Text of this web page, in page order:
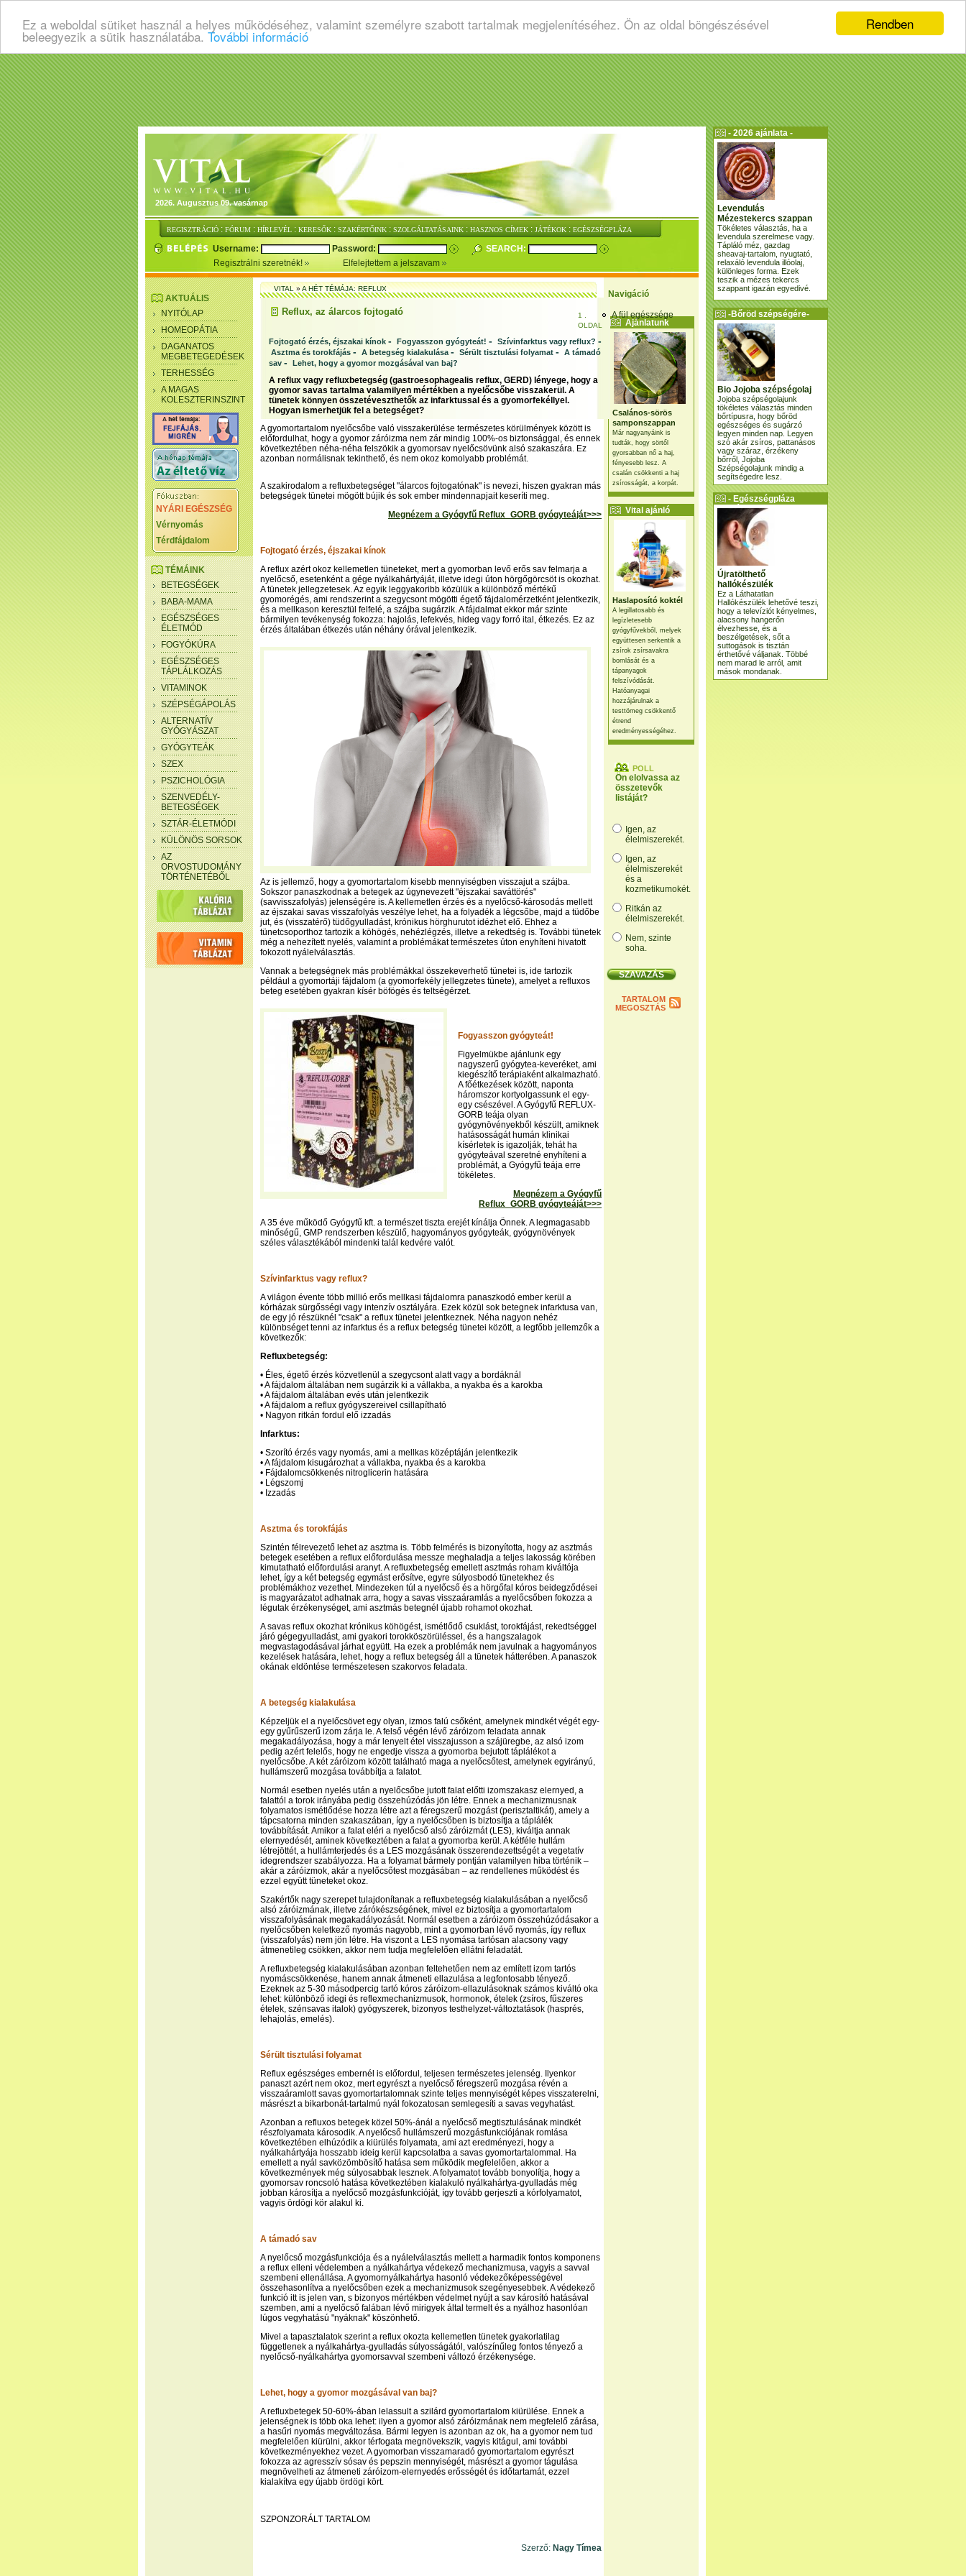
Rendben
Ez a weboldal sütiket használ a helyes működéséhez, valamint személyre szabott tartalmak megjelenítéséhez. Ön az oldal böngészésével
beleegyezik a sütik használatába. További információ
2026. Augusztus 09. vasárnap
REGISZTRÁCIÓ : FÓRUM : HÍRLEVÉL : KERESŐK : SZAKÉRTŐINK : SZOLGÁLTATÁSAINK : HASZNOS CÍMEK : JÁTÉKOK : EGÉSZSÉGPLÁZA
Username: Password:
SEARCH:
Regisztrálni szeretnék!
Elfelejtettem a jelszavam
Navigáció
A fül egészsége
Ajánlatunk
Csalános-sörös
samponszappan
Már nagyanyáink is
tudták, hogy sörtől
gyorsabban nő a haj,
fényesebb lesz. A
csalán csökkenti a haj
zsírosságát, a korpát.
Vital ajánló
Haslaposító koktél
A legillatosabb és
legízletesebb
gyógyfűvekből, melyek
együttesen serkentik a
zsírok zsírsavakra
bomlását és a
tápanyagok
felszívódását.
Hatóanyagai
hozzájárulnak a
testtömeg csökkentő
étrend
eredményességéhez.
POLL
Ön elolvassa az
összetevők
listáját?
Igen, az
élelmiszerekét.
Igen, az
élelmiszerekét
és a
kozmetikumokét.
Ritkán az
élelmiszerekét.
Nem, szinte
soha.
TARTALOM
MEGOSZTÁS
AKTUÁLIS
NYITÓLAP
HOMEOPÁTIA
DAGANATOS
MEGBETEGEDÉSEK
TERHESSÉG
A MAGAS
KOLESZTERINSZINT
NYÁRI EGÉSZSÉG
Vérnyomás
Térdfájdalom
TÉMÁINK
BETEGSÉGEK
BABA-MAMA
EGÉSZSÉGES
ÉLETMÓD
FOGYÓKÚRA
EGÉSZSÉGES
TÁPLÁLKOZÁS
VITAMINOK
SZÉPSÉGÁPOLÁS
ALTERNATÍV
GYÓGYÁSZAT
GYÓGYTEÁK
SZEX
PSZICHOLÓGIA
SZENVEDÉLY-
BETEGSÉGEK
SZTÁR-ÉLETMÓDI
KÜLÖNÖS SORSOK
AZ
ORVOSTUDOMÁNY
TÖRTÉNETÉBŐL
VITAL»A HÉT TÉMÁJA: REFLUX
Reflux, az álarcos fojtogató
1 .
OLDAL
Fojtogató érzés, éjszakai kínok - Fogyasszon gyógyteát! - Szívinfarktus vagy reflux? -
Asztma és torokfájás - A betegség kialakulása - Sérült tisztulási folyamat - A támadó
sav - Lehet, hogy a gyomor mozgásával van baj?
A reflux vagy refluxbetegség (gastroesophagealis reflux, GERD) lényege, hogy a
gyomor savas tartalma valamilyen mértékben a nyelőcsőbe visszakerül. A
tünetek könnyen összetéveszthetők az infarktussal és a gyomorfekéllyel.
Hogyan ismerhetjük fel a betegséget?
A gyomortartalom nyelőcsőbe való visszakerülése természetes körülmények között is
előfordulhat, hogy a gyomor záróizma nem zár mindig 100%-os biztonsággal, és ennek
következtében néha-néha felszökik a gyomorsav nyelőcsövünk alsó szakaszára. Ez
azonban normálisnak tekinthető, és nem okoz komolyabb problémát.
A szakirodalom a refluxbetegséget "álarcos fojtogatónak" is nevezi, hiszen gyakran más
betegségek tünetei mögött bújik és sok ember mindennapjait keseríti meg.
Megnézem a Gyógyfű Reflux_GORB gyógyteáját>>>
Fojtogató érzés, éjszakai kínok
A reflux azért okoz kellemetlen tüneteket, mert a gyomorban levő erős sav felmarja a
nyelőcső, esetenként a gége nyálkahártyáját, illetve idegi úton hörgőgörcsöt is okozhat.
A tünetek jellegzetesek. Az egyik leggyakoribb közülük a különböző mértékű
gyomorégés, ami rendszerint a szegycsont mögötti égető fájdalomérzetként jelentkezik,
és a mellkason keresztül felfelé, a szájba sugárzik. A fájdalmat ekkor már szinte
bármilyen tevékenység fokozza: hajolás, lefekvés, hideg vagy forró ital, étkezés. Ez az
érzés általában étkezés után néhány órával jelentkezik.
Az is jellemző, hogy a gyomortartalom kisebb mennyiségben visszajut a szájba.
Sokszor panaszkodnak a betegek az úgynevezett "éjszakai saváttörés"
(savvisszafolyás) jelenségére is. A kellemetlen érzés és a nyelőcső-károsodás mellett
az éjszakai savas visszafolyás veszélye lehet, ha a folyadék a légcsőbe, majd a tüdőbe
jut, és (visszatérő) tüdőgyulladást, krónikus hörghurutot idézhet elő. Ehhez a
tünetcsoporthoz tartozik a köhögés, nehézlégzés, illetve a rekedtség is. További tünetek
még a nehezített nyelés, valamint a problémákat természetes úton enyhíteni hivatott
fokozott nyálelválasztás.
Vannak a betegségnek más problémákkal összekeverhető tünetei is, ide tartozik
például a gyomortáji fájdalom (a gyomorfekély jellegzetes tünete), amelyet a refluxos
beteg esetében gyakran kísér böfögés és teltségérzet.
Fogyasszon gyógyteát!
Figyelmükbe ajánlunk egy
nagyszerű gyógytea-keveréket, ami
kiegészítő terápiaként alkalmazható.
A főétkezések között, naponta
háromszor kortyolgassunk el egy-
egy csészével. A Gyógyfű REFLUX-
GORB teája olyan
gyógynövényekből készült, amiknek
hatásosságát humán klinikai
kísérletek is igazolják, tehát ha
gyógyteával szeretné enyhíteni a
problémát, a Gyógyfű teája erre
tökéletes.
Megnézem a Gyógyfű
Reflux_GORB gyógyteáját>>>
A 35 éve működő Gyógyfű kft. a természet tiszta erejét kínálja Önnek. A legmagasabb
minőségű, GMP rendszerben készülő, hagyományos gyógyteák, gyógynövények
széles választékából mindenki talál kedvére valót.
Szívinfarktus vagy reflux?
A világon évente több millió erős mellkasi fájdalomra panaszkodó ember kerül a
kórházak sürgősségi vagy intenzív osztályára. Ezek közül sok betegnek infarktusa van,
de egy jó részüknél "csak" a reflux tünetei jelentkeznek. Néha nagyon nehéz
különbséget tenni az infarktus és a reflux betegség tünetei között, a legfőbb jellemzők a
következők:
Refluxbetegség:
• Éles, égető érzés közvetlenül a szegycsont alatt vagy a bordáknál
• A fájdalom általában nem sugárzik ki a vállakba, a nyakba és a karokba
• A fájdalom általában evés után jelentkezik
• A fájdalom a reflux gyógyszereivel csillapítható
• Nagyon ritkán fordul elő izzadás
Infarktus:
• Szorító érzés vagy nyomás, ami a mellkas középtáján jelentkezik
• A fájdalom kisugározhat a vállakba, nyakba és a karokba
• Fájdalomcsökkenés nitroglicerin hatására
• Légszomj
• Izzadás
Asztma és torokfájás
Szintén félrevezető lehet az asztma is. Több felmérés is bizonyította, hogy az asztmás
betegek esetében a reflux előfordulása messze meghaladja a teljes lakosság körében
kimutatható előfordulási aranyt. A refluxbetegség emellett asztmás roham kiváltója
lehet, így a két betegség egymást erősítve, egyre súlyosbodó tünetekhez és
problémákhoz vezethet. Mindezeken túl a nyelőcső és a hörgőfal kóros beidegződései
is magyarázatot adhatnak arra, hogy a savas visszaáramlás a nyelőcsőben fokozza a
légutak érzékenységet, ami asztmás betegnél újabb rohamot okozhat.
A savas reflux okozhat krónikus köhögést, ismétlődő csuklást, torokfájást, rekedtséggel
járó gégegyulladást, ami gyakori torokköszörüléssel, és a hangszalagok
megvastagodásával járhat együtt. Ha ezek a problémák nem javulnak a hagyományos
kezelések hatására, lehet, hogy a reflux betegség áll a tünetek hátterében. A panaszok
okának eldöntése természetesen szakorvos feladata.
A betegség kialakulása
Képzeljük el a nyelőcsövet egy olyan, izmos falú csőként, amelynek mindkét végét egy-
egy gyűrűszerű izom zárja le. A felső végén lévő záróizom feladata annak
megakadályozása, hogy a már lenyelt étel visszajusson a szájüregbe, az alsó izom
pedig azért felelős, hogy ne engedje vissza a gyomorba bejutott táplálékot a
nyelőcsőbe. A két záróizom között található maga a nyelőcsőtest, amelynek egyirányú,
hullámszerű mozgása továbbítja a falatot.
Normál esetben nyelés után a nyelőcsőbe jutott falat előtti izomszakasz elernyed, a
falattól a torok irányába pedig összehúzódás jön létre. Ennek a mechanizmusnak
folyamatos ismétlődése hozza létre azt a féregszerű mozgást (perisztaltikát), amely a
tápcsatorna minden szakaszában, így a nyelőcsőben is biztosítja a táplálék
továbbítását. Amikor a falat eléri a nyelőcső alsó záróizmát (LES), kiváltja annak
elernyedését, aminek következtében a falat a gyomorba kerül. A kétféle hullám
létrejöttét, a hullámterjedés és a LES mozgásának összerendezettségét a vegetatív
idegrendszer szabályozza. Ha a folyamat bármely pontján valamilyen hiba történik –
akár a záróizmok, akár a nyelőcsőtest mozgásában – az rendellenes működést és
ezzel együtt tüneteket okoz.
Szakértők nagy szerepet tulajdonítanak a refluxbetegség kialakulásában a nyelőcső
alsó záróizmának, illetve zárókészségének, mivel ez biztosítja a gyomortartalom
visszafolyásának megakadályozását. Normál esetben a záróizom összehúzódásakor a
nyelőcsőben keletkező nyomás nagyobb, mint a gyomorban lévő nyomás, így reflux
(visszafolyás) nem jön létre. Ha viszont a LES nyomása tartósan alacsony vagy
átmenetileg csökken, akkor nem tudja megfelelően ellátni feladatát.
A refluxbetegség kialakulásában azonban feltehetően nem az említett izom tartós
nyomáscsökkenése, hanem annak átmeneti ellazulása a legfontosabb tényező.
Ezeknek az 5-30 másodpercig tartó kóros záróizom-ellazulásoknak számos kiváltó oka
lehet: különböző idegi és reflexmechanizmusok, hormonok, ételek (zsíros, fűszeres
ételek, szénsavas italok) gyógyszerek, bizonyos testhelyzet-változtatások (hasprés,
lehajolás, emelés).
Sérült tisztulási folyamat
Reflux egészséges embernél is előfordul, teljesen természetes jelenség. Ilyenkor
panaszt azért nem okoz, mert egyrészt a nyelőcső féregszerű mozgása révén a
visszaáramlott savas gyomortartalomnak szinte teljes mennyiségét képes visszaterelni,
másrészt a bikarbonát-tartalmú nyál fokozatosan semlegesíti a savas vegyhatást.
Azonban a refluxos betegek közel 50%-ánál a nyelőcső megtisztulásának mindkét
részfolyamata károsodik. A nyelőcső hullámszerű mozgásfunkciójának romlása
következtében elhúzódik a kiürülés folyamata, ami azt eredményezi, hogy a
nyálkahártyája hosszabb ideig kerül kapcsolatba a savas gyomortartalommal. Ha
emellett a nyál savközömbösítő hatása sem működik megfelelően, akkor a
következmények még súlyosabbak lesznek. A folyamatot tovább bonyolítja, hogy a
gyomorsav roncsoló hatása következtében kialakuló nyálkahártya-gyulladás még
jobban károsítja a nyelőcső mozgásfunkcióját, így tovább gerjeszti a kórfolyamatot,
vagyis ördögi kör alakul ki.
A támadó sav
A nyelőcső mozgásfunkciója és a nyálelválasztás mellett a harmadik fontos komponens
a reflux elleni védelemben a nyálkahártya védekező mechanizmusa, vagyis a savval
szembeni ellenállása. A gyomornyálkahártya hasonló védekezőképességével
összehasonlítva a nyelőcsőben ezek a mechanizmusok szegényesebbek. A védekező
funkció itt is jelen van, s bizonyos mértékben védelmet nyújt a sav károsító hatásával
szemben, ami a nyelőcső falában lévő mirigyek által termelt és a nyálhoz hasonlóan
lúgos vegyhatású "nyáknak" köszönhető.
Mivel a tapasztalatok szerint a reflux okozta kellemetlen tünetek gyakorlatilag
függetlenek a nyálkahártya-gyulladás súlyosságától, valószínűleg fontos tényező a
nyelőcső-nyálkahártya gyomorsavval szembeni változó érzékenysége.
Lehet, hogy a gyomor mozgásával van baj?
A refluxbetegek 50-60%-ában lelassult a szilárd gyomortartalom kiürülése. Ennek a
jelenségnek is több oka lehet: ilyen a gyomor alsó záróizmának nem megfelelő zárása,
a hasűri nyomás megváltozása. Bármi legyen is azonban az ok, ha a gyomor nem tud
megfelelően kiürülni, akkor térfogata megnövekszik, vagyis kitágul, ami további
következményekhez vezet. A gyomorban visszamaradó gyomortartalom egyrészt
fokozza az agresszív sósav és pepszin mennyiségét, másrészt a gyomor tágulása
megnövelheti az átmeneti záróizom-elernyedés erősségét és időtartamát, ezzel
kialakítva egy újabb ördögi kört.
SZPONZORÁLT TARTALOM
Szerző: Nagy Tímea
- 2026 ajánlata -
Levendulás
Mézestekercs szappan
Tökéletes választás, ha a
levendula szerelmese vagy.
Tápláló méz, gazdag
sheavaj-tartalom, nyugtató,
relaxáló levendula illóolaj,
különleges forma. Ezek
teszik a mézes tekercs
szappant igazán egyedivé.
-Bőröd szépségére-
Bio Jojoba szépségolaj
Jojoba szépségolajunk
tökéletes választás minden
bőrtípusra, hogy bőröd
egészséges és sugárzó
legyen minden nap. Legyen
szó akár zsíros, pattanásos
vagy száraz, érzékeny
bőrről, Jojoba
Szépségolajunk mindig a
segítségedre lesz.
- Egészségpláza
ajánlatunk -
Újratölthető
hallókészülék
Ez a Láthatatlan
Hallókészülék lehetővé teszi,
hogy a televíziót kényelmes,
alacsony hangerőn
élvezhesse, és a
beszélgetések, sőt a
suttogások is tisztán
érthetővé váljanak. Többé
nem marad le arról, amit
mások mondanak.